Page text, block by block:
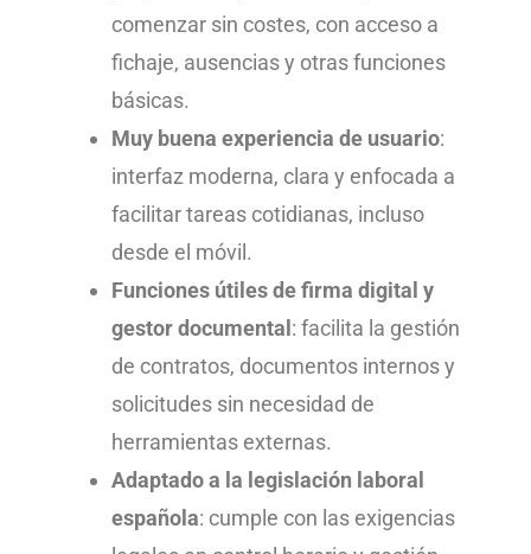
comenzar sin costes, con acceso a
fichaje, ausencias y otras funciones
básicas.
Muy buena experiencia de usuario:
interfaz moderna, clara y enfocada a
facilitar tareas cotidianas, incluso
desde el móvil.
Funciones útiles de firma digital y
gestor documental : facilita la gestión
de contratos, documentos internos y
solicitudes sin necesidad de
herramientas externas.
Adaptado a la legislación laboral
española: cumple con las exigencias